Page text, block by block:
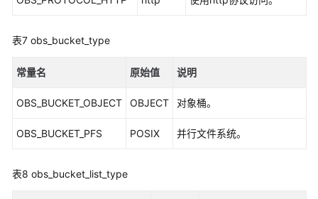
表7 obs_bucket_type
常量名 原始值 说明
OBS_BUCKET_OBJECT OBJECT 对象桶。
OBS_BUCKET_PFS POSIX 并行文件系统。
表8 obs_bucket_list_type